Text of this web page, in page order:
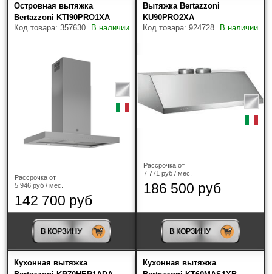
Kuppersberg(142)
Miele(11)
Samsung(3)
TEKA (32)
Vard(2)
Островная вытяжка
Bertazzoni KTI90PRO1XA
Код товара: 357630
В наличии
Рассрочка от
5 946 руб / мес.
142 700 руб
В КОРЗИНУ
Вытяжка Bertazzoni
KU90PRO2XA
Код товара: 924728
В наличии
Рассрочка от
7 771 руб / мес.
186 500 руб
В КОРЗИНУ
Кухонная вытяжка
Кухонная вытяжка